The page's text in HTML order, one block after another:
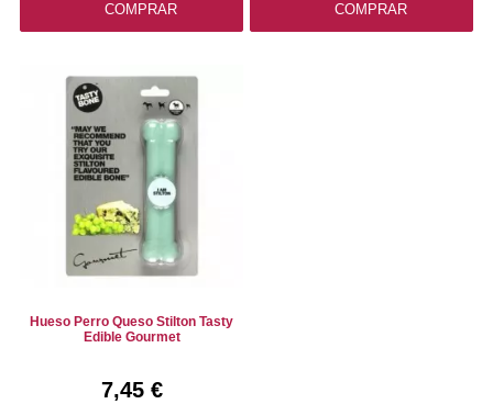
COMPRAR COMPRAR
Hueso Perro Queso Stilton Tasty
Edible Gourmet
7,45 €